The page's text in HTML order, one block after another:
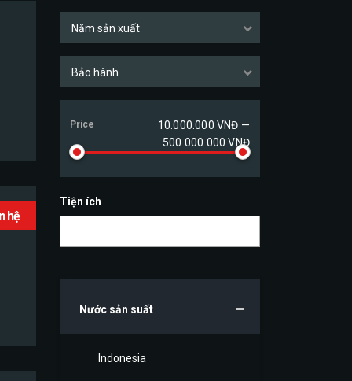
Năm sản xuất
Bảo hành
Price
10.000.000 VNĐ —
500.000.000 VNĐ
Tiện ích
Nước sản suất
Indonesia
hệ